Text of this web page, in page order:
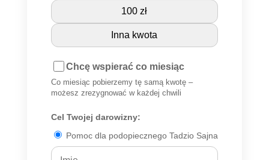
100 zł
Inna kwota
Chcę wspierać co miesiąc
Co miesiąc pobierzemy tę samą kwotę –
możesz zrezygnować w każdej chwili
Cel Twojej darowizny:
Pomoc dla podopiecznego Tadzio Sajna